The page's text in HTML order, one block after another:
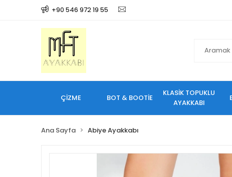
+90 546 972 19 55
ÇİZME BOT & BOOTİE
KLASİK TOPUKLU
AYAKKABI
Ana Sayfa Abiye Ayakkabı